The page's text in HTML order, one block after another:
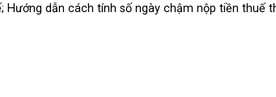
dẫn cách tính số ngày chậm nộp tiền thuế